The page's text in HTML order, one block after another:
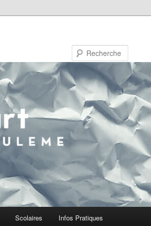
Scolaires Infos Pratiques